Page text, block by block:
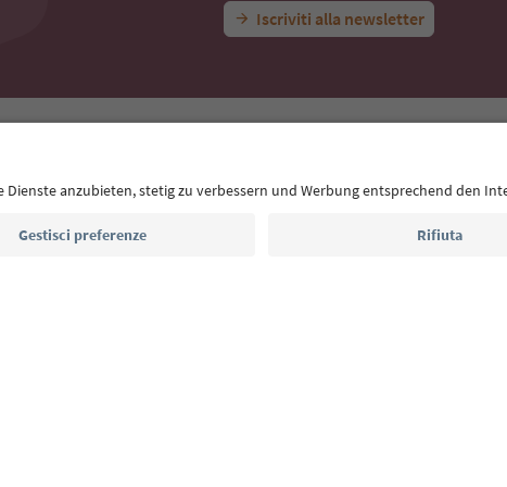
Iscriviti alla newsletter